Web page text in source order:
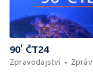
90’ ČT24
Zpravodajství